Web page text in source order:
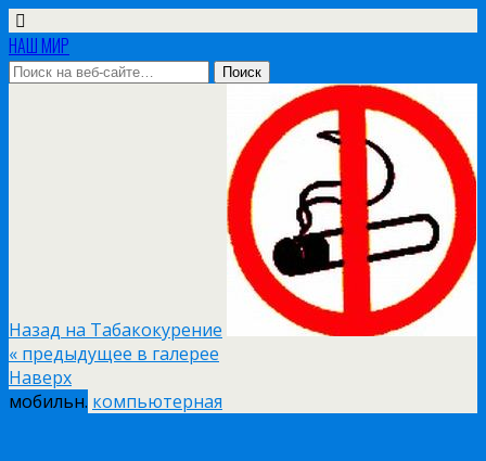
НАШ МИР
Назад на Табакокурение
« предыдущее в галерее
Наверх
мобильн. компьютерная